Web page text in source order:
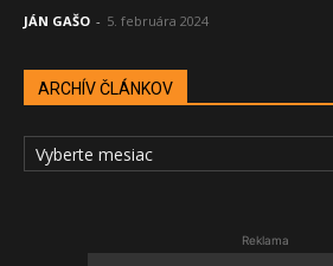
JÁN GAŠO - 5. februára 2024
ARCHÍV ČLÁNKOV
ARCHÍV
ČLÁNKOV
Reklama